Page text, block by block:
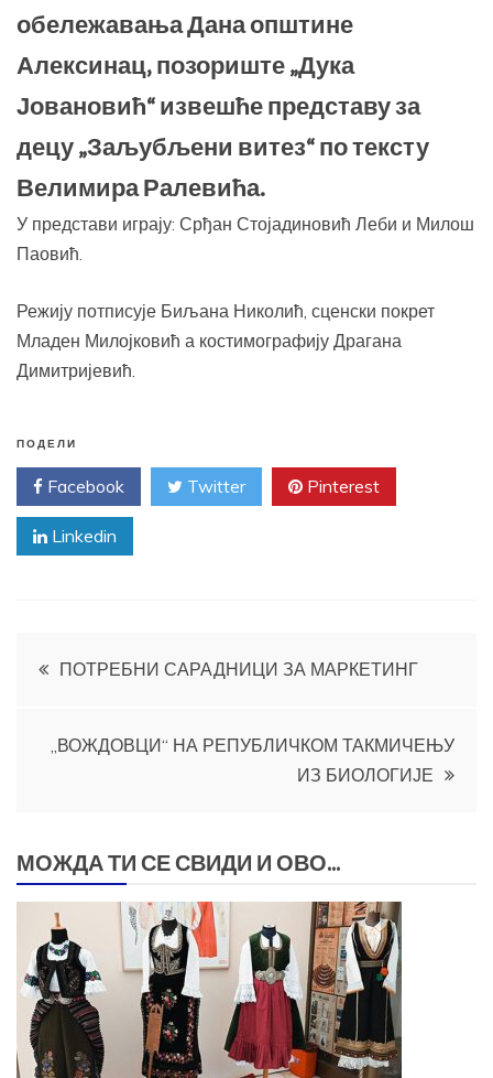
обележавања Дана општине
Алексинац, позориште „Дука
Јовановић“ извешће представу за
децу „Заљубљени витез“ по тексту
Велимира Ралевића.
У представи играју: Срђан Стојадиновић Леби и Милош
Паовић.
Режију потписује Биљана Николић, сценски покрет
Младен Милојковић а костимографију Драгана
Димитријевић.
ПОДЕЛИ
Facebook Twitter Pinterest
Linkedin
Кретање
ПОТРЕБНИ САРАДНИЦИ ЗА МАРКЕТИНГ
„ВОЖДОВЦИ“ НА РЕПУБЛИЧКОМ ТАКМИЧЕЊУ
ИЗ БИОЛОГИЈЕ
МОЖДА ТИ СЕ СВИДИ И ОВО...